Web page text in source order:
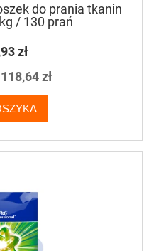
do prania tkanin
/ 130 prań
zł
118,64 zł